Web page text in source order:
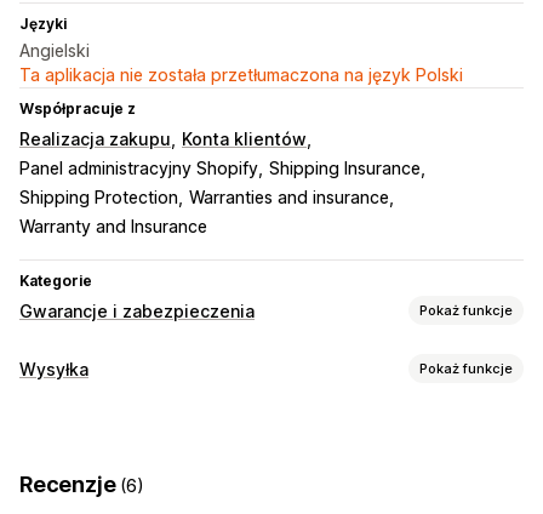
Języki
Angielski
Ta aplikacja nie została przetłumaczona na język Polski
Współpracuje z
Realizacja zakupu
Konta klientów
Panel administracyjny Shopify Shipping Insurance
Shipping Protection Warranties and insurance
Warranty and Insurance
Kategorie
Gwarancje i zabezpieczenia Pokaż funkcje
Typ ochrony
Interfejs wyrażenia zgody
Wysyłka Pokaż funkcje
Zarządzanie przesyłkami
Recenzje (6)